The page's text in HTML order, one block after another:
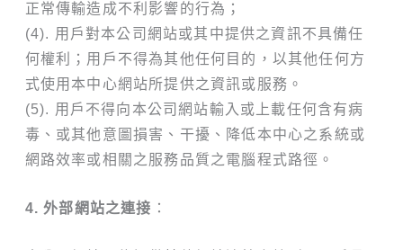
正常傳輸造成不利影響的行為；
(4). 用戶對本公司網站或其中提供之資訊不具備任
何權利；用戶不得為其他任何目的，以其他任何方
式使用本中心網站所提供之資訊或服務。
(5). 用戶不得向本公司網站輸入或上載任何含有病
毒、或其他意圖損害、干擾、降低本中心之系統或
網路效率或相關之服務品質之電腦程式路徑。
4. 外部網站之連接 ：